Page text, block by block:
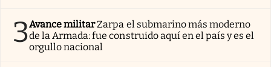
3Avance militarZarpa el submarino más moderno
de la Armada: fue construido aquí en el país y es el
orgullo nacional